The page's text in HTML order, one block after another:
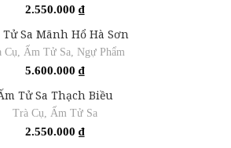
2.550.000 ₫
Tử Sa Mãnh Hổ Hà Sơn
Cụ, Ấm Tử Sa, Ngự Phẩm
5.600.000 ₫
Tử Sa Thạch Biều
Trà Cụ, Ấm Tử Sa
2.550.000 ₫